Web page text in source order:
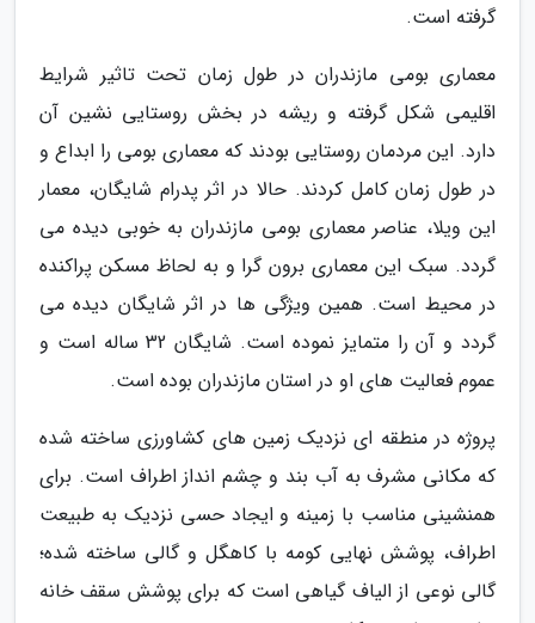
گرفته است.
معماری بومی مازندران در طول زمان تحت تاثیر شرایط
اقلیمی شکل گرفته و ریشه در بخش روستایی نشین آن
دارد. این مردمان روستایی بودند که معماری بومی را ابداع و
در طول زمان کامل کردند. حالا در اثر پدرام شایگان، معمار
این ویلا، عناصر معماری بومی مازندران به خوبی دیده می
گردد. سبک این معماری برون گرا و به لحاظ مسکن پراکنده
در محیط است. همین ویژگی ها در اثر شایگان دیده می
گردد و آن را متمایز نموده است. شایگان 32 ساله است و
عموم فعالیت های او در استان مازندران بوده است.
پروژه در منطقه ای نزدیک زمین های کشاورزی ساخته شده
که مکانی مشرف به آب بند و چشم انداز اطراف است. برای
همنشینی مناسب با زمینه و ایجاد حسی نزدیک به طبیعت
اطراف، پوشش نهایی کومه با کاهگل و گالی ساخته شده؛
گالی نوعی از الیاف گیاهی است که برای پوشش سقف خانه